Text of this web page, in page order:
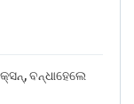
ବନ୍ଧାହେଲେ